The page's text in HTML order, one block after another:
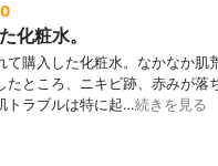
化粧水。
て購入した化粧水。なかなか肌
たところ、ニキビ跡、赤みが落
トラブルは特に起…続きを見る